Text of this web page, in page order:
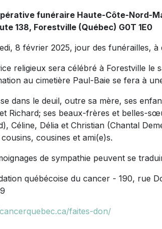
funéraire Haute-Côte-Nord-
138, Forestville (Québec) G0T 1E0
8 février 2025, jour des funérailles, à
religieux sera célébré à Forestville le
au cimetière Paul-Baie se fera à
dans le deuil, outre sa mère, ses
Richard; ses beaux-frères et belles-
Céline, Délia et Christian (Chantal
cousines et ami(e)s.
de sympathie peuvent se
québécoise du cancer - 190, rue
faites-don/